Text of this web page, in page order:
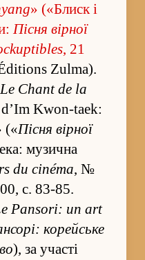
» («­Блиск і
Пісня вірної
, 21
Zulma).
Le Chant de la
d’Im Kwon-taek:
(«Пісня вірної
музична
du cinéma, №
с. 83-85.
Pansori: un art
корейське
), за участі